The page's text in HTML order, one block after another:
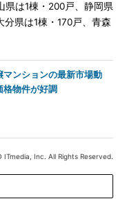
県は1棟・200戸、静岡県
分県は1棟・170戸、青森
マンションの最新市場動
格物件が好調
Inc. All Rights Reserved.